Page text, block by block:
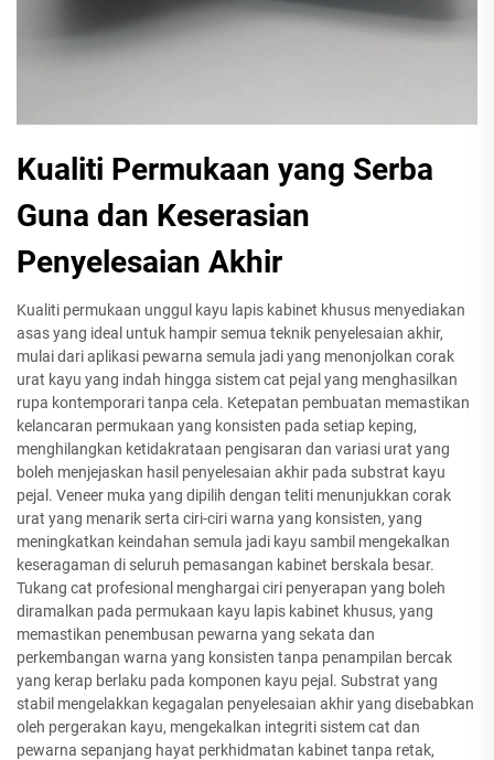
Kualiti Permukaan yang Serba
Guna dan Keserasian
Penyelesaian Akhir
Kualiti permukaan unggul kayu lapis kabinet khusus menyediakan
asas yang ideal untuk hampir semua teknik penyelesaian akhir,
mulai dari aplikasi pewarna semula jadi yang menonjolkan corak
urat kayu yang indah hingga sistem cat pejal yang menghasilkan
rupa kontemporari tanpa cela. Ketepatan pembuatan memastikan
kelancaran permukaan yang konsisten pada setiap keping,
menghilangkan ketidakrataan pengisaran dan variasi urat yang
boleh menjejaskan hasil penyelesaian akhir pada substrat kayu
pejal. Veneer muka yang dipilih dengan teliti menunjukkan corak
urat yang menarik serta ciri-ciri warna yang konsisten, yang
meningkatkan keindahan semula jadi kayu sambil mengekalkan
keseragaman di seluruh pemasangan kabinet berskala besar.
Tukang cat profesional menghargai ciri penyerapan yang boleh
diramalkan pada permukaan kayu lapis kabinet khusus, yang
memastikan penembusan pewarna yang sekata dan
perkembangan warna yang konsisten tanpa penampilan bercak
yang kerap berlaku pada komponen kayu pejal. Substrat yang
stabil mengelakkan kegagalan penyelesaian akhir yang disebabkan
oleh pergerakan kayu, mengekalkan integriti sistem cat dan
pewarna sepanjang hayat perkhidmatan kabinet tanpa retak,